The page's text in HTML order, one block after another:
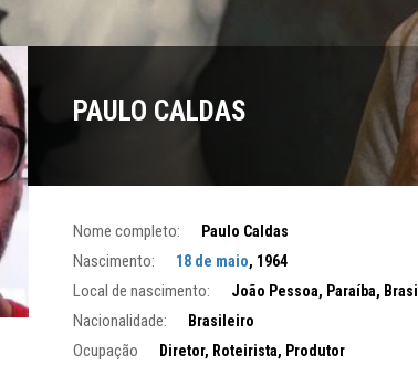
PAULO CALDAS
Nome completo: Paulo Caldas
Nascimento: 18 de maio, 1964
Local de nascimento: João Pessoa, Paraíba, Brasil
Nacionalidade: Brasileiro
Ocupação Diretor, Roteirista, Produtor